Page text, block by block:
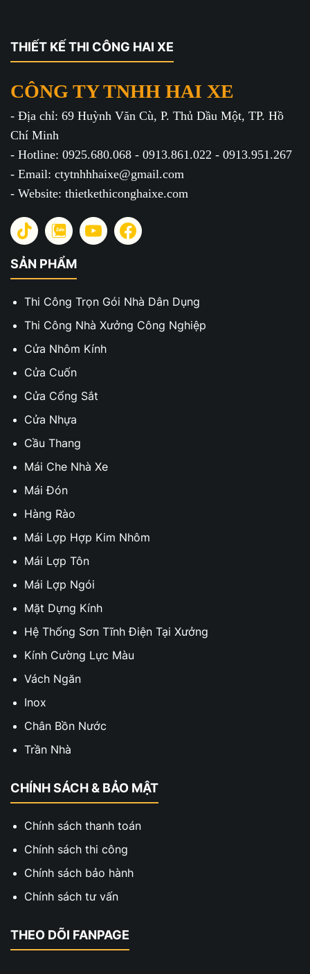
THIẾT KẾ THI CÔNG HAI XE
CÔNG TY TNHH HAI XE
- Địa chỉ: 69 Huỳnh Văn Cù, P. Thủ Dầu Một, TP. Hồ
Chí Minh
- Hotline: 0925.680.068 - 0913.861.022 - 0913.951.267
- Email: ctytnhhhaixe@gmail.com
- Website: thietkethiconghaixe.com
SẢN PHẨM
Thi Công Trọn Gói Nhà Dân Dụng
Thi Công Nhà Xưởng Công Nghiệp
Cửa Nhôm Kính
Cửa Cuốn
Cửa Cổng Sắt
Cửa Nhựa
Cầu Thang
Mái Che Nhà Xe
Mái Đón
Hàng Rào
Mái Lợp Hợp Kim Nhôm
Mái Lợp Tôn
Mái Lợp Ngói
Mặt Dựng Kính
Hệ Thống Sơn Tĩnh Điện Tại Xưởng
Kính Cường Lực Màu
Vách Ngăn
Inox
Chân Bồn Nước
Trần Nhà
CHÍNH SÁCH & BẢO MẬT
Chính sách thanh toán
Chính sách thi công
Chính sách bảo hành
Chính sách tư vấn
THEO DÕI FANPAGE